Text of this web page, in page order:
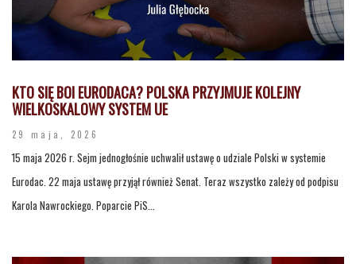
KTO SIĘ BOI EURODACA? POLSKA PRZYJMUJE KOLEJNY
WIELKOSKALOWY SYSTEM UE
29 maja, 2026
15 maja 2026 r. Sejm jednogłośnie uchwalił ustawę o udziale Polski w systemie
Eurodac. 22 maja ustawę przyjął również Senat. Teraz wszystko zależy od podpisu
Karola Nawrockiego. Poparcie PiS...